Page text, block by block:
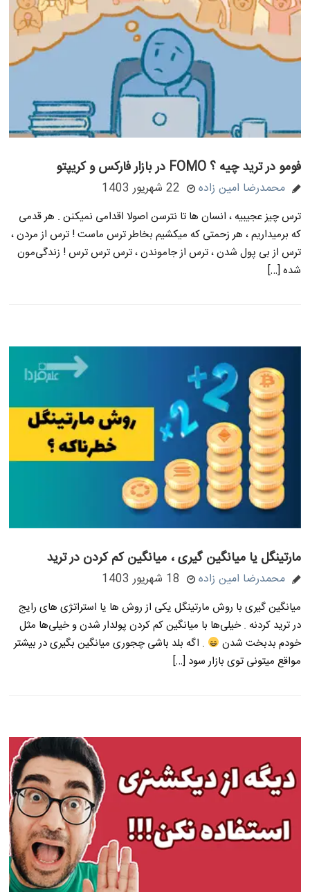
فومو در ترید چیه ؟ FOMO در بازار فارکس و کریپتو
محمدرضا امین زاده 22 شهریور 1403
ترس چیز عجیبیه ، انسان ها تا نترسن اصولا اقدامی نمیکنن . هر قدمی
که برمیداریم ، هر زحمتی که میکشیم بخاطر ترس ماست ! ترس از مردن ،
ترس از بی پول شدن ، ترس از جاموندن ، ترس ترس ترس ! زندگی‌مون
شده […]
مارتینگل یا میانگین گیری ، میانگین کم کردن در ترید
محمدرضا امین زاده 18 شهریور 1403
میانگین گیری با روش مارتینگل یکی از روش ها یا استراتژی های رایج
در ترید کردنه . خیلی‌ها با میانگین کم کردن پولدار شدن و خیلی‌ها مثل
خودم بدبخت شدن
. اگه بلد باشی چجوری میانگین بگیری در بیشتر
مواقع میتونی توی بازار سود […]